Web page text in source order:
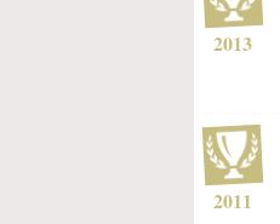
2013
2011